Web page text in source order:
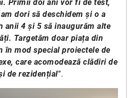
Primii doi ani vor fi de test,
dori să deschidem și o a
anii 4 și 5 să inaugurăm alte
Targetăm doar piața din
în mod special proiectele de
care acomodează clădiri de
de rezidențial”.